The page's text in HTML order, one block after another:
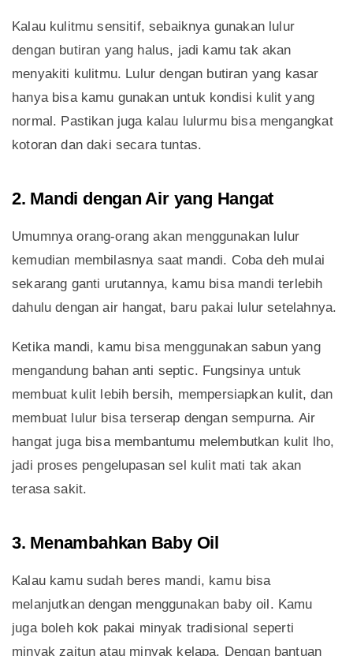
Kalau kulitmu sensitif, sebaiknya gunakan lulur
dengan butiran yang halus, jadi kamu tak akan
menyakiti kulitmu. Lulur dengan butiran yang kasar
hanya bisa kamu gunakan untuk kondisi kulit yang
normal. Pastikan juga kalau lulurmu bisa mengangkat
kotoran dan daki secara tuntas.
2. Mandi dengan Air yang Hangat
Umumnya orang-orang akan menggunakan lulur
kemudian membilasnya saat mandi. Coba deh mulai
sekarang ganti urutannya, kamu bisa mandi terlebih
dahulu dengan air hangat, baru pakai lulur setelahnya.
Ketika mandi, kamu bisa menggunakan sabun yang
mengandung bahan anti septic. Fungsinya untuk
membuat kulit lebih bersih, mempersiapkan kulit, dan
membuat lulur bisa terserap dengan sempurna. Air
hangat juga bisa membantumu melembutkan kulit lho,
jadi proses pengelupasan sel kulit mati tak akan
terasa sakit.
3. Menambahkan Baby Oil
Kalau kamu sudah beres mandi, kamu bisa
melanjutkan dengan menggunakan baby oil. Kamu
juga boleh kok pakai minyak tradisional seperti
minyak zaitun atau minyak kelapa. Dengan bantuan